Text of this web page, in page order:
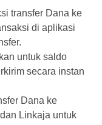
transfer Dana ke
di aplikasi
untuk saldo
secara instan
Dana ke
Linkaja untuk